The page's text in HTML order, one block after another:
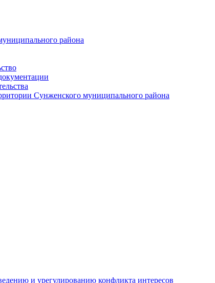
района
Сунженского муниципального района
и урегулированию конфликта интересов